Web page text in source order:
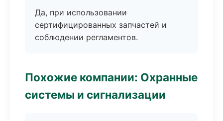
Да, при использовании
сертифицированных запчастей и
соблюдении регламентов.
Похожие компании: Охранные
системы и сигнализации